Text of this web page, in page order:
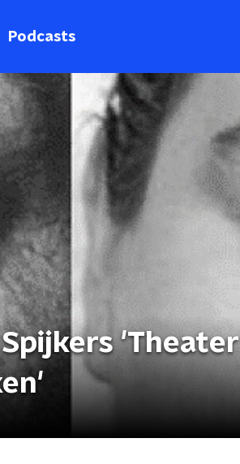
Podcasts
'Theater